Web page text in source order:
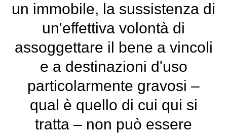
un immobile, la sussistenza di
un'effettiva volontà di
assoggettare il bene a vincoli
e a destinazioni d'uso
particolarmente gravosi –
qual è quello di cui qui si
tratta – non può essere